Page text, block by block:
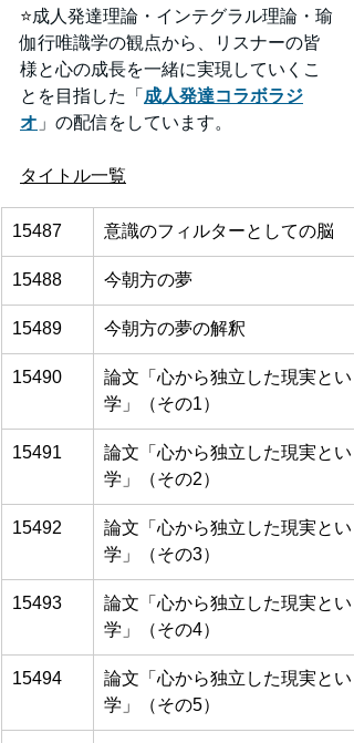
⭐️成人発達理論・インテグラル理論・瑜
伽行唯識学の観点から、リスナーの皆
様と心の成長を一緒に実現していくこ
とを目指した「 成人発達コラボラジ
オ 」の配信をしています。
タイトル一覧
15487 意識のフィルターとしての脳
15488 今朝方の夢
15489 今朝方の夢の解釈
15490
論文「心から独立した現実と
学」（その1）
15491
論文「心から独立した現実と
学」（その2）
15492
論文「心から独立した現実と
学」（その3）
15493
論文「心から独立した現実と
学」（その4）
15494
論文「心から独立した現実と
学」（その5）